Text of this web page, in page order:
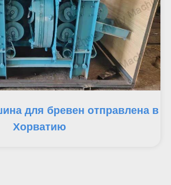
для бревен отправлена ​​в
Хорватию